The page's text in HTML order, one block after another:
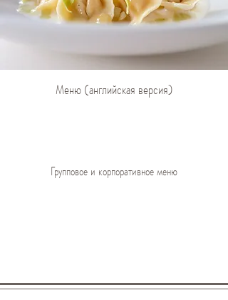
Меню (английская версия)
Групповое и корпоративное меню